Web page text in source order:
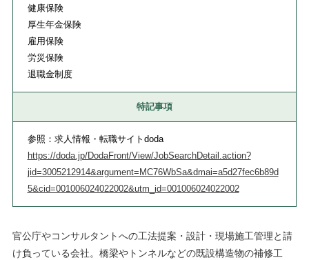
健康保険
厚生年金保険
雇用保険
労災保険
退職金制度
特記事項
参照：求人情報・転職サイトdoda
https://doda.jp/DodaFront/View/JobSearchDetail.action?
jid=3005212914&argument=MC76WbSa&dmai=a5d27fec6b89d
5&cid=001006024022002&utm_id=001006024022002
官公庁やコンサルタントへの工法提案・設計・現場施工管理と請
け負っている会社。橋梁やトンネルなどの既設構造物の補修工